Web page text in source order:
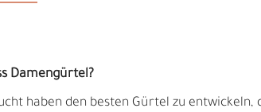
Damengürtel?
haben den besten Gürtel zu entwickeln,